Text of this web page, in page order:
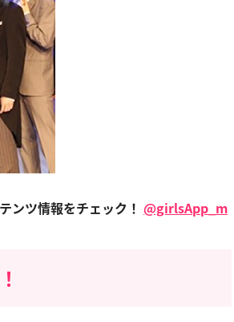
ンツ情報をチェック！ @girlsApp_m